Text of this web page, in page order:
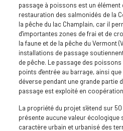
passage à poissons est un
restauration des salmonidés de la
la pêche du lac Champlain, car il
d'importantes zones de frai et de
la faune et de la pêche du Vermont
installations de passage
de pêche. Le passage des
points d'entrée au barrage, ainsi
déverse pendant une grande partie
passage est exploité en coopération
La propriété du projet s'étend sur
présente aucune valeur écologique
caractère urbain et urbanisé des